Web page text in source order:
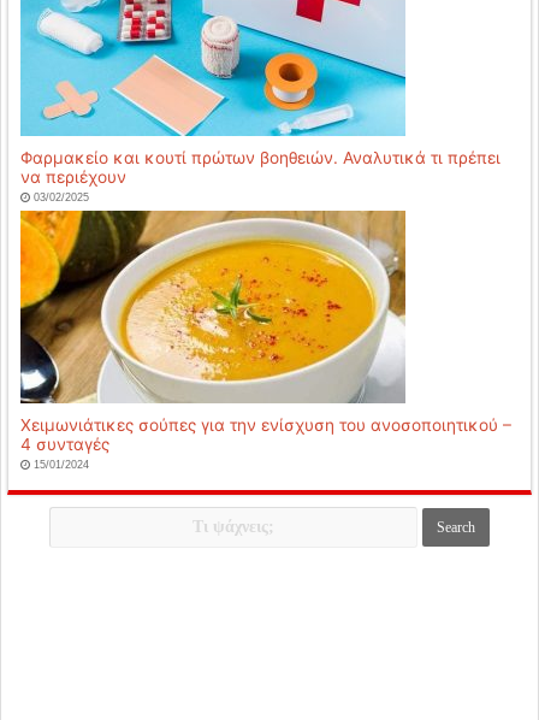
Φαρμακείο και κουτί πρώτων βοηθειών. Αναλυτικά τι πρέπει
να περιέχουν
03/02/2025
Χειμωνιάτικες σούπες για την ενίσχυση του ανοσοποιητικού –
4 συνταγές
15/01/2024